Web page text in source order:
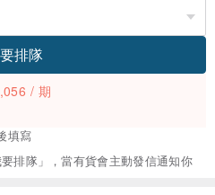
排隊
/ 期
填寫
排隊」，當有貨會主動發信通知你